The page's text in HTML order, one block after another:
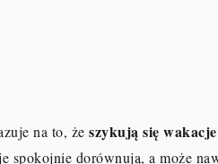
na to, że szykują się
spokojnie dorównują, a może